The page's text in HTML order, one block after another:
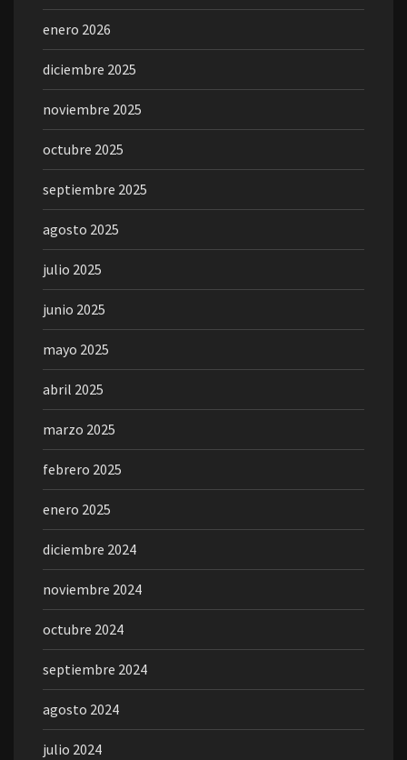
enero 2026
diciembre 2025
noviembre 2025
octubre 2025
septiembre 2025
agosto 2025
julio 2025
junio 2025
mayo 2025
abril 2025
marzo 2025
febrero 2025
enero 2025
diciembre 2024
noviembre 2024
octubre 2024
septiembre 2024
agosto 2024
julio 2024